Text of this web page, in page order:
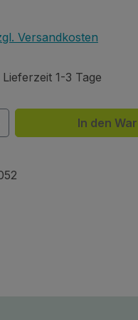
Versandkosten
1-3 Tage
Gib denIn den